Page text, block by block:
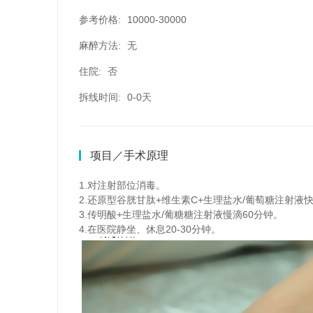
参考价格: 10000-30000
麻醉方法: 无
住院: 否
拆线时间: 0-0天
项目／手术原理
1.对注射部位消毒。
2.还原型谷胱甘肽+维生素C+生理盐水/葡萄糖注射液
3.传明酸+生理盐水/葡糖糖注射液慢滴60分钟。
4.在医院静坐、休息20-30分钟。